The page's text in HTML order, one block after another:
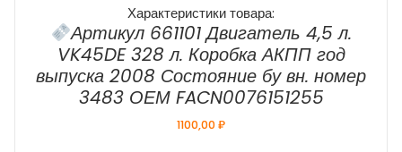
Характеристики товара:
Артикул 661101 Двигатель 4,5 л.
VK45DE 328 л. Коробка АКПП год
выпуска 2008 Состояние бу вн. номер
3483 ОЕМ FACN0076151255
1100,00₽